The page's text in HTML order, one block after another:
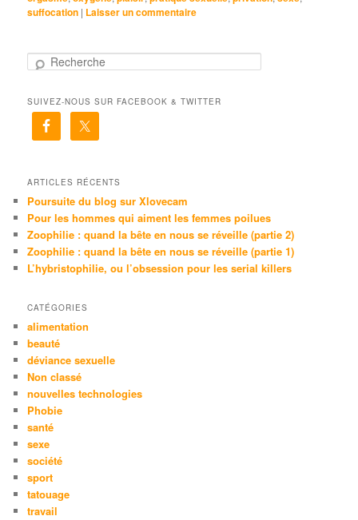
suffocation | Laisser un commentaire
h
e
SUIVEZ-NOUS SUR FACEBOOK & TWITTER
ARTICLES RÉCENTS
Poursuite du blog sur Xlovecam
Pour les hommes qui aiment les femmes poilues
Zoophilie : quand la bête en nous se réveille (partie 2)
Zoophilie : quand la bête en nous se réveille (partie 1)
L’hybristophilie, ou l’obsession pour les serial killers
CATÉGORIES
alimentation
beauté
déviance sexuelle
Non classé
nouvelles technologies
Phobie
santé
sexe
société
sport
tatouage
travail